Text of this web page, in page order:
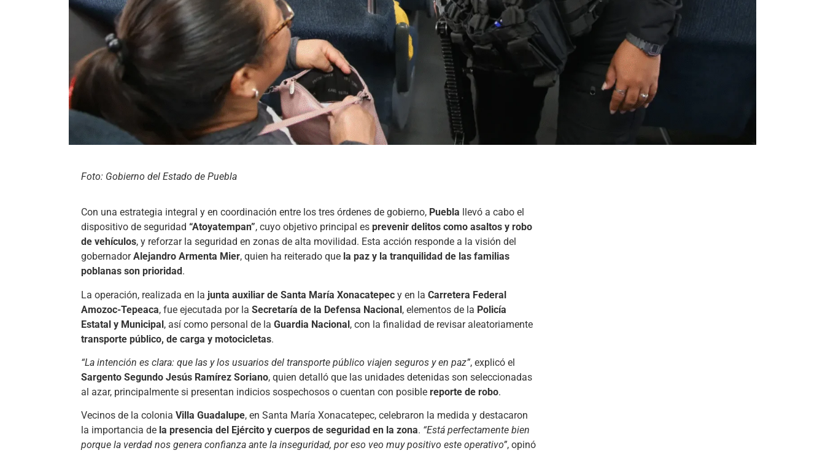
Foto: Gobierno del Estado de Puebla
Con una estrategia integral y en coordinación entre los tres órdenes de gobierno, Puebla llevó a cabo el
dispositivo de seguridad “Atoyatempan”, cuyo objetivo principal es prevenir delitos como asaltos y robo
de vehículos, y reforzar la seguridad en zonas de alta movilidad. Esta acción responde a la visión del
gobernadorAlejandro Armenta Mier, quien ha reiterado que la paz y la tranquilidad de las familias
poblanas son prioridad .
La operación, realizada en la junta auxiliar de Santa María Xonacatepec y en la Carretera Federal
Amozoc-Tepeaca, fue ejecutada por la Secretaría de la Defensa Nacional, elementos de la Policía
Estatal y Municipal, así como personal de la Guardia Nacional, con la finalidad de revisar aleatoriamente
transporte público, de carga y motocicletas.
“La intención es clara: que las y los usuarios del transporte público viajen seguros y en paz”, explicó el
Sargento Segundo Jesús Ramírez Soriano, quien detalló que las unidades detenidas son seleccionadas
al azar, principalmente si presentan indicios sospechosos o cuentan con posible reporte de robo.
Vecinos de la colonia Villa Guadalupe, en Santa María Xonacatepec, celebraron la medida y destacaron
la importancia de la presencia del Ejército y cuerpos de seguridad en la zona. “Está perfectamente bien
porque la verdad nos genera confianza ante la inseguridad, por eso veo muy positivo este operativo”, opinó